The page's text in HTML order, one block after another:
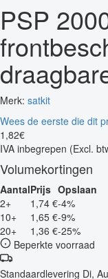
PSP
Merk: satkit
Wees de eerste die dit
1 ,82€
IVA inbegrepen (Excl.
Volumekortingen
AantalPrijs Opslaan
2+
1,74 €-4%
10+
1,65 €-9%
20+
1,36 €-25%
Beperkte voorraad
Standaardlevering Di,